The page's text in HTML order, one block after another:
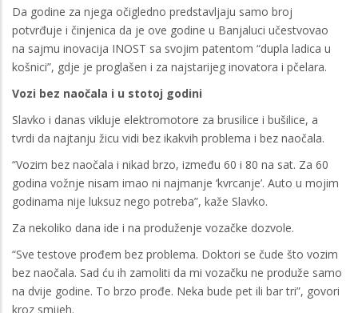
Da godine za njega očigledno predstavljaju samo broj
potvrđuje i činjenica da je ove godine u Banjaluci učestvovao
na sajmu inovacija INOST sa svojim patentom “dupla ladica u
košnici”, gdje je proglašen i za najstarijeg inovatora i pčelara.
Vozi bez naočala i u stotoj godini
Slavko i danas vikluje elektromotore za brusilice i bušilice, a
tvrdi da najtanju žicu vidi bez ikakvih problema i bez naočala.
“Vozim bez naočala i nikad brzo, između 60 i 80 na sat. Za 60
godina vožnje nisam imao ni najmanje ‘kvrcanje’. Auto u mojim
godinama nije luksuz nego potreba”, kaže Slavko.
Za nekoliko dana ide i na produženje vozačke dozvole.
“Sve testove prođem bez problema. Doktori se čude što vozim
bez naočala. Sad ću ih zamoliti da mi vozačku ne produže samo
na dvije godine. To brzo prođe. Neka bude pet ili bar tri”, govori
kroz smijeh.